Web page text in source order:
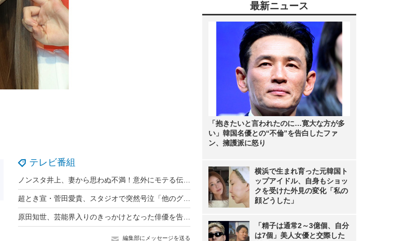
テレビ番組
編集部にメッセージを送る
最新ニュース
「抱きたいと言われたのに…寛大な方が多
い」韓国名優との“不倫”を告白したファ
ン、擁護派に怒り
横浜で生まれ育った元韓国ト
ップアイドル、自身もショッ
クを受けた外見の変化「私の
顔どうした」
「精子は通常2～3億個、自分
は7個」美人女優と交際した